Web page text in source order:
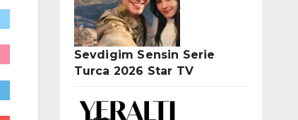
Sevdigim Sensin Serie
Turca 2026 Star TV